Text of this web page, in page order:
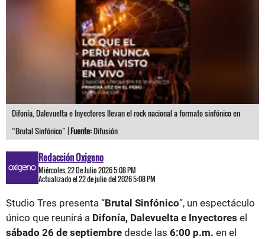
Difonía, Dalevuelta e Inyectores llevan el rock nacional a formato sinfónico en
“Brutal Sinfónico” |Fuente:Difusión
Redacción Oxigeno
Miércoles, 22 De Julio 2026 5:08 PM
Actualizado el 22 de julio del 2026 5:08 PM
Studio Tres presenta “Brutal Sinfónico”, un espectáculo
único que reunirá a Difonía, Dalevuelta e Inyectores el
sábado 26 de septiembre desde las 6:00 p.m. en el